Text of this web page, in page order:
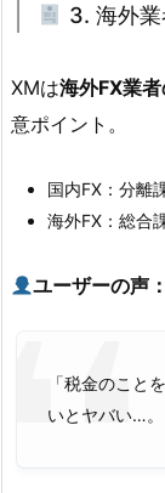
3. 海外業
XMは海外FX業
意ポイント。
国内FX：分離
海外FX：総合
ユーザーの声：
「税金のこと
いとヤバい…。